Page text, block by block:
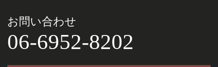
お問い合わせ
06-6952-8202